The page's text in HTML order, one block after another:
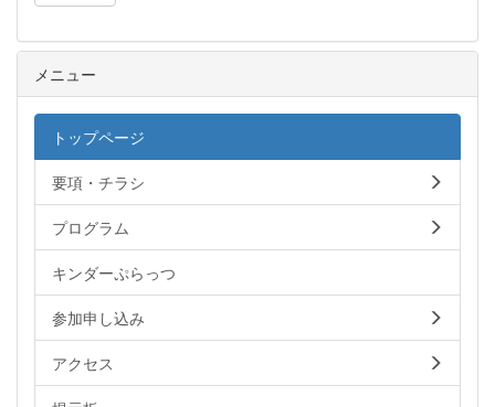
メニュー
トップページ
要項・チラシ
プログラム
キンダーぷらっつ
参加申し込み
アクセス